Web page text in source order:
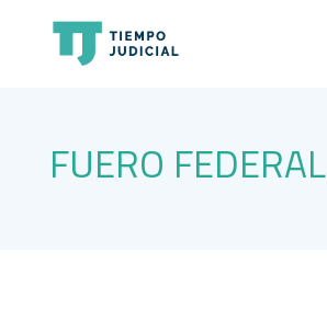
FUERO FEDERAL